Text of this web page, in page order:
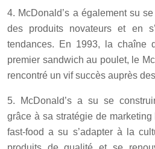
4. McDonald’s a également su
des produits novateurs et en
tendances. En 1993, la chaîne
premier sandwich au poulet, le
rencontré un vif succès auprès
5. McDonald’s a su se
grâce à sa stratégie de
fast-food a su s’adapter à la